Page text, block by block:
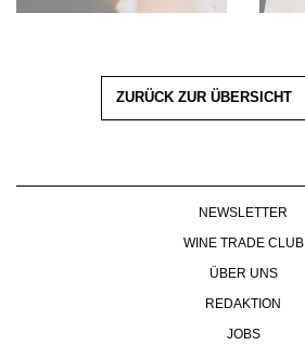
ZURÜCK ZUR ÜBERSICHT
NEWSLETTER
WINE TRADE CLUB
ÜBER UNS
REDAKTION
JOBS